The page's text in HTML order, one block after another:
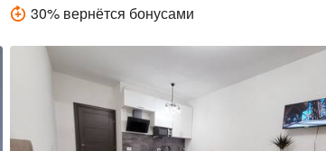
30% вернётся бонусами